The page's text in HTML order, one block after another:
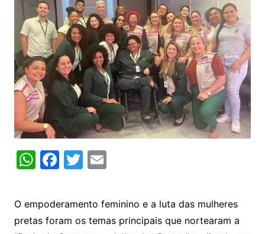
W
at
s
F
c
e
T
itt
er
E
ai
l
O empoderamento feminino e a luta das mulheres
pretas foram os temas principais que nortearam a